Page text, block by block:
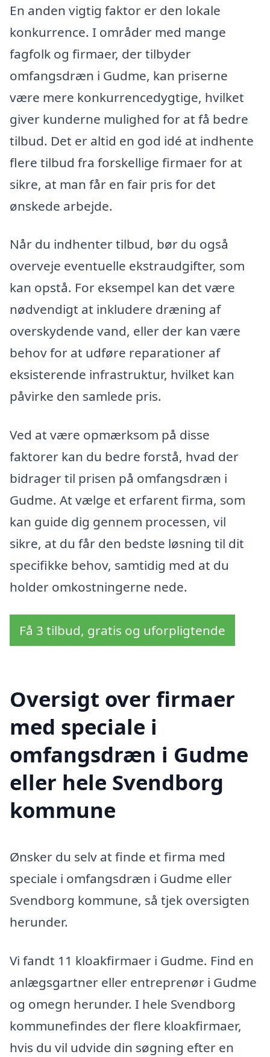
En anden vigtig faktor er den lokale
konkurrence. I områder med mange
fagfolk og firmaer, der tilbyder
omfangsdræn i Gudme, kan priserne
være mere konkurrencedygtige, hvilket
giver kunderne mulighed for at få bedre
tilbud. Det er altid en god idé at indhente
flere tilbud fra forskellige firmaer for at
sikre, at man får en fair pris for det
ønskede arbejde.
Når du indhenter tilbud, bør du også
overveje eventuelle ekstraudgifter, som
kan opstå. For eksempel kan det være
nødvendigt at inkludere dræning af
overskydende vand, eller der kan være
behov for at udføre reparationer af
eksisterende infrastruktur, hvilket kan
påvirke den samlede pris.
Ved at være opmærksom på disse
faktorer kan du bedre forstå, hvad der
bidrager til prisen på omfangsdræn i
Gudme. At vælge et erfarent firma, som
kan guide dig gennem processen, vil
sikre, at du får den bedste løsning til dit
specifikke behov, samtidig med at du
holder omkostningerne nede.
Få 3 tilbud, gratis og uforpligtende
Oversigt over firmaer
med speciale i
omfangsdræn i Gudme
eller hele Svendborg
kommune
Ønsker du selv at finde et firma med
speciale i omfangsdræn i Gudme eller
Svendborg kommune, så tjek oversigten
herunder.
Vi fandt 11 kloakfirmaer i Gudme. Find en
anlægsgartner eller entreprenør i Gudme
og omegn herunder. I hele Svendborg
kommunefindes der flere kloakfirmaer,
hvis du vil udvide din søgning efter en